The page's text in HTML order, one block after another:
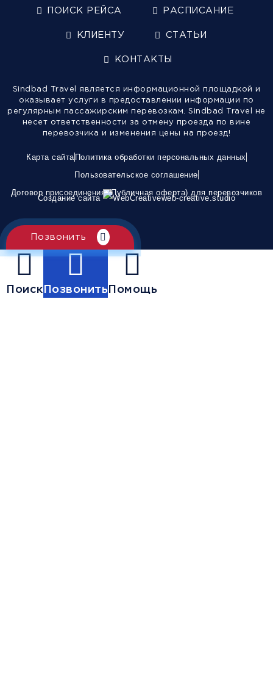
ПОИСК РЕЙСА РАСПИСАНИЕ
КЛИЕНТУ СТАТЬИ
КОНТАКТЫ
Sindbad Travel является информационной площадкой и
оказывает услуги в предоставлении информации по
регулярным пассажирским перевозкам. Sindbad Travel не
несет ответственности за отмену проезда по вине
перевозчика и изменения цены на проезд!
Карта сайта Политика обработки персональных данных
Пользовательское соглашение
Договор присоединения (Публичная оферта) для перевозчиков
Создание сайта web-creative.studio
Позвонить
ПоискПозвонитьПомощь